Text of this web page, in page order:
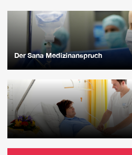
Der Sana Medizinanspruch